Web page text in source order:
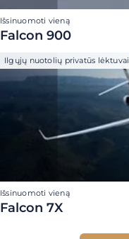
Išsinuomoti vieną
Falcon 900
Ilgųjų nuotolių privatūs lėktuvai
Išsinuomoti vieną
Falcon 7X